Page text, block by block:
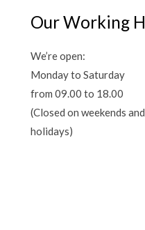
Our Working
We’re open:
Monday to Saturday
from 09.00 to 18.00
(Closed on weekends
holidays)